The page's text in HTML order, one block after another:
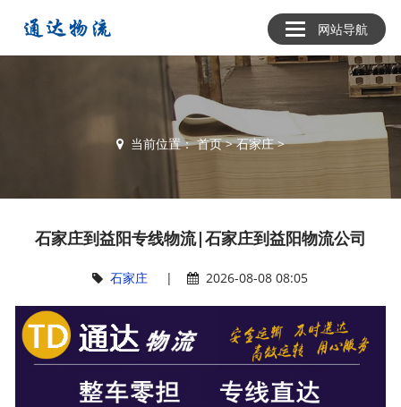
网站导航
当前位置：首页>石家庄>
石家庄到益阳专线物流|石家庄到益阳物流公司
石家庄 | 2026-08-08 08:05